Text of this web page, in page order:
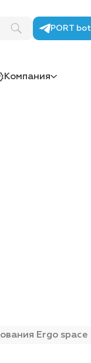
PORT bot
Компания
Ergo space